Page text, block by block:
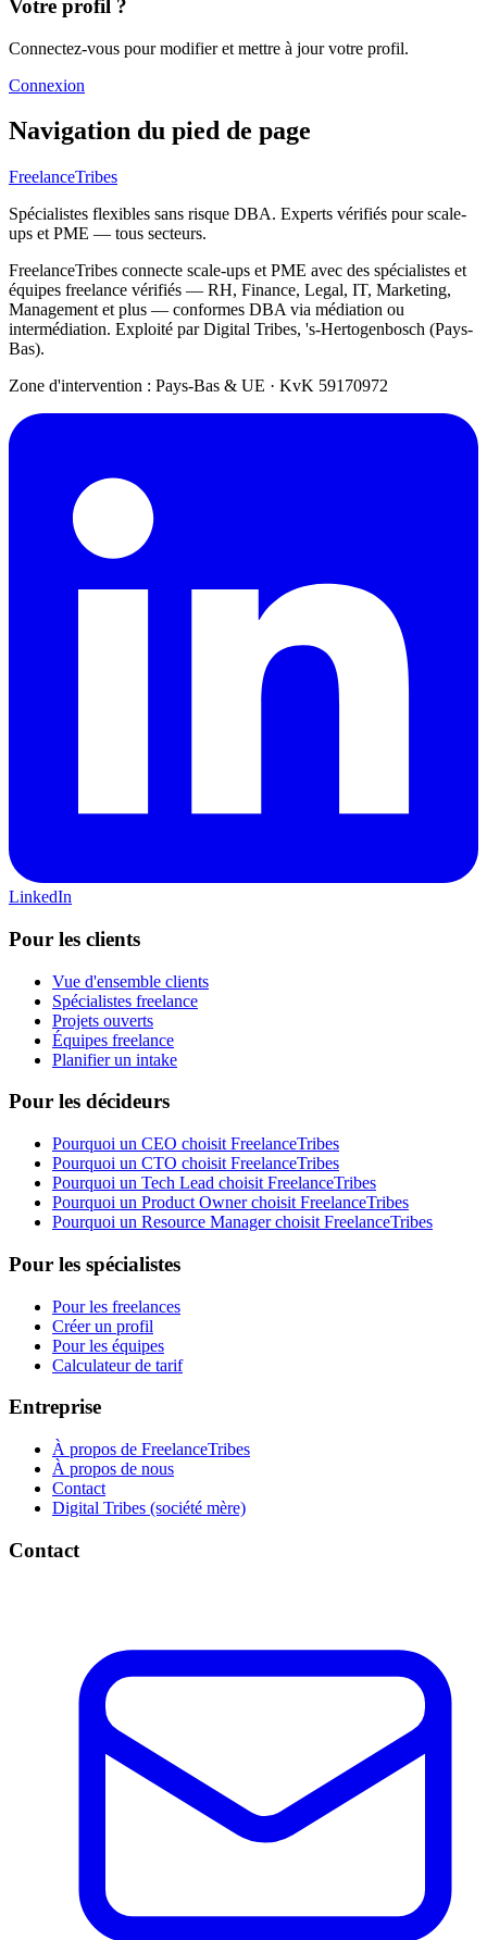
Votre profil ?
Connectez-vous pour modifier et mettre à jour votre profil.
Connexion
Navigation du pied de page
FreelanceTribes
Spécialistes flexibles sans risque DBA. Experts vérifiés pour scale-
ups et PME — tous secteurs.
FreelanceTribes connecte scale-ups et PME avec des spécialistes et
équipes freelance vérifiés — RH, Finance, Legal, IT, Marketing,
Management et plus — conformes DBA via médiation ou
intermédiation. Exploité par Digital Tribes, 's-Hertogenbosch (Pays-
Bas).
Zone d'intervention : Pays-Bas & UE · KvK 59170972
LinkedIn
Pour les clients
Vue d'ensemble clients
Spécialistes freelance
Projets ouverts
Équipes freelance
Planifier un intake
Pour les décideurs
Pourquoi un CEO choisit FreelanceTribes
Pourquoi un CTO choisit FreelanceTribes
Pourquoi un Tech Lead choisit FreelanceTribes
Pourquoi un Product Owner choisit FreelanceTribes
Pourquoi un Resource Manager choisit FreelanceTribes
Pour les spécialistes
Pour les freelances
Créer un profil
Pour les équipes
Calculateur de tarif
Entreprise
À propos de FreelanceTribes
À propos de nous
Contact
Digital Tribes (société mère)
Contact